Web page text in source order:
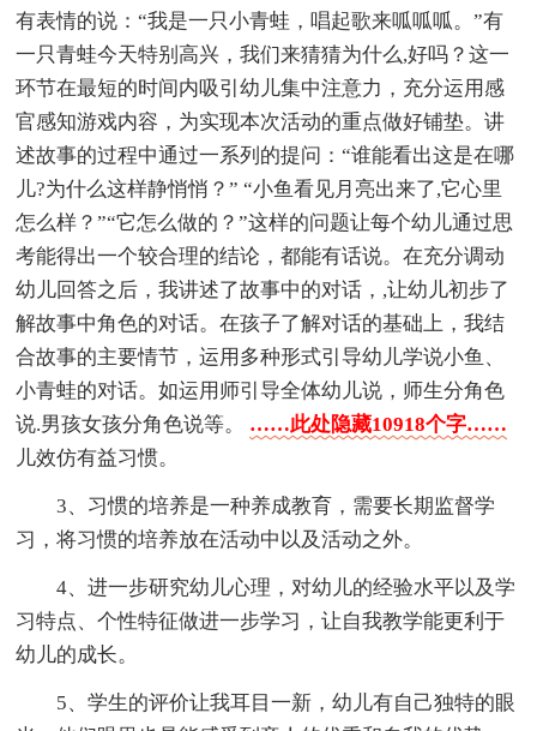
有表情的说：“我是一只小青蛙，唱起歌来呱呱呱。”有
一只青蛙今天特别高兴，我们来猜猜为什么,好吗？这一
环节在最短的时间内吸引幼儿集中注意力，充分运用感
官感知游戏内容，为实现本次活动的重点做好铺垫。讲
述故事的过程中通过一系列的提问：“谁能看出这是在哪
儿?为什么这样静悄悄？” “小鱼看见月亮出来了,它心里
怎么样？”“它怎么做的？”这样的问题让每个幼儿通过思
考能得出一个较合理的结论，都能有话说。在充分调动
幼儿回答之后，我讲述了故事中的对话，,让幼儿初步了
解故事中角色的对话。在孩子了解对话的基础上，我结
合故事的主要情节，运用多种形式引导幼儿学说小鱼、
小青蛙的对话。如运用师引导全体幼儿说，师生分角色
说.男孩女孩分角色说等。 ……此处隐藏10918个字……
儿效仿有益习惯。
3、习惯的培养是一种养成教育，需要长期监督学
习，将习惯的培养放在活动中以及活动之外。
4、进一步研究幼儿心理，对幼儿的经验水平以及学
习特点、个性特征做进一步学习，让自我教学能更利于
幼儿的成长。
5、学生的评价让我耳目一新，幼儿有自己独特的眼